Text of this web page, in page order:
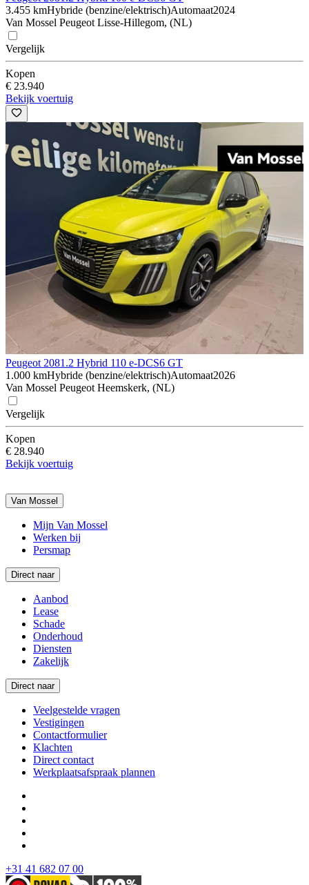
3.455 kmHybride (benzine/elektrisch)Automaat2024
Van Mossel Peugeot Lisse-Hillegom, (NL)
Vergelijk
Kopen
€ 23.940
Bekijk voertuig
Peugeot 2081.2 Hybrid 110 e-DCS6 GT
1.000 kmHybride (benzine/elektrisch)Automaat2026
Van Mossel Peugeot Heemskerk, (NL)
Vergelijk
Kopen
€ 28.940
Bekijk voertuig
Van Mossel
Mijn Van Mossel
Werken bij
Persmap
Direct naar
Aanbod
Lease
Schade
Onderhoud
Diensten
Zakelijk
Direct naar
Veelgestelde vragen
Vestigingen
Contactformulier
Klachten
Direct contact
Werkplaatsafspraak plannen
+31 41 682 07 00